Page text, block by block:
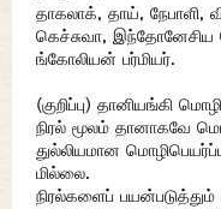
தாகலாக், தாய், நேபாளி,
கெச்சுவா, இந்தோனேசிய
ங்கோலியன் பர்மியர்.
(குறிப்பு) தானியங்கி
நிரல் மூலம் தானாகவே
துல்லியமான
மில்லை.
நிரல்களைப்